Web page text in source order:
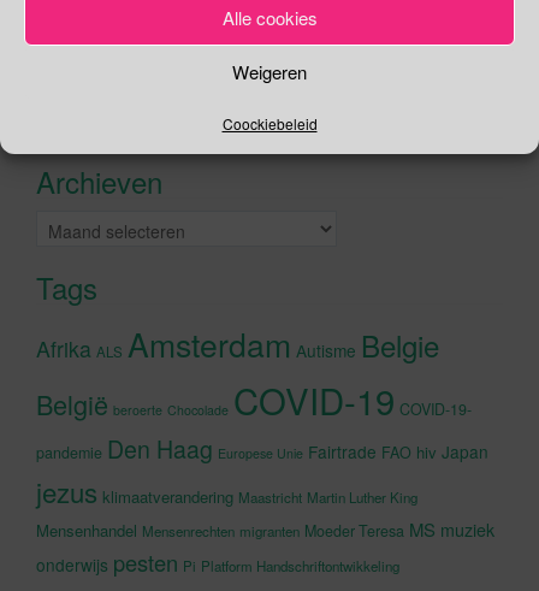
Alle cookies
Weigeren
Coockiebeleid
Recente tweetsKlik om marketing cookies te
accepteren en deze inhoud in te
Archieven
Archieven
Tags
Afrika ALS Amsterdam Autisme Belgie
België beroerte Chocolade COVID-19 COVID-19-
pandemie Den Haag Europese Unie Fairtrade FAO hiv Japan
jezus klimaatverandering Maastricht Martin Luther King
Mensenhandel Mensenrechten migranten Moeder Teresa MS muziek
onderwijs pesten Pi Platform Handschriftontwikkeling